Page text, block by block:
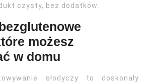
czysty, bez dodatków.
możesz
w domu
słodyczy to doskonały